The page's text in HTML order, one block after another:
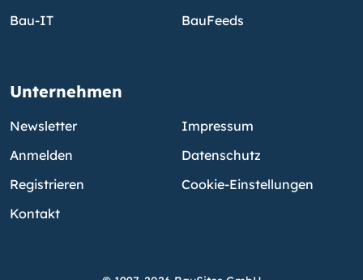
Bau-IT
BauFeeds
Unternehmen
Newsletter
Anmelden
Registrieren
Kontakt
Impressum
Datenschutz
Cookie-Einstellungen